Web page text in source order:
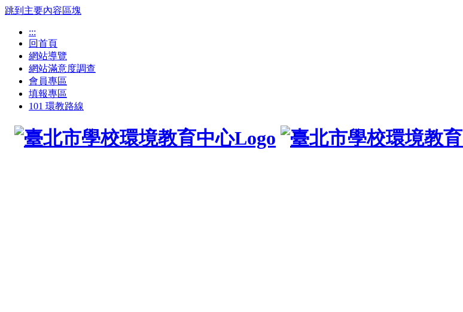
跳到主要內容區塊
:::
回首頁
網站導覽
網站滿意度調查
會員專區
填報專區
101 環教路線